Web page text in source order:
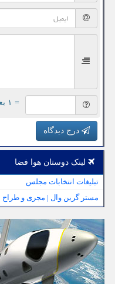
= ۱ بعلاوه ۳
درج دیدگاه
لینک دوستان هوا فضا
تبلیغات انتخابات مجلس
مستر گرین وال | مجری و طراح